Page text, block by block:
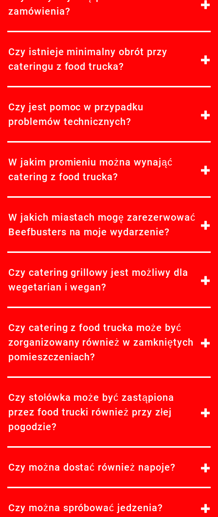
zamówienia?
Czy istnieje minimalny obrót przy
cateringu z food trucka?
Czy jest pomoc w przypadku
problemów technicznych?
W jakim promieniu można wynająć
catering z food trucka?
W jakich miastach mogę zarezerwować
Beefbusters na moje wydarzenie?
Czy catering grillowy jest możliwy dla
wegetarian i wegan?
Czy catering z food trucka może być
zorganizowany również w zamkniętych
pomieszczeniach?
Czy stołówka może być zastąpiona
przez food trucki również przy złej
pogodzie?
Czy można dostać również napoje?
Czy można spróbować jedzenia?